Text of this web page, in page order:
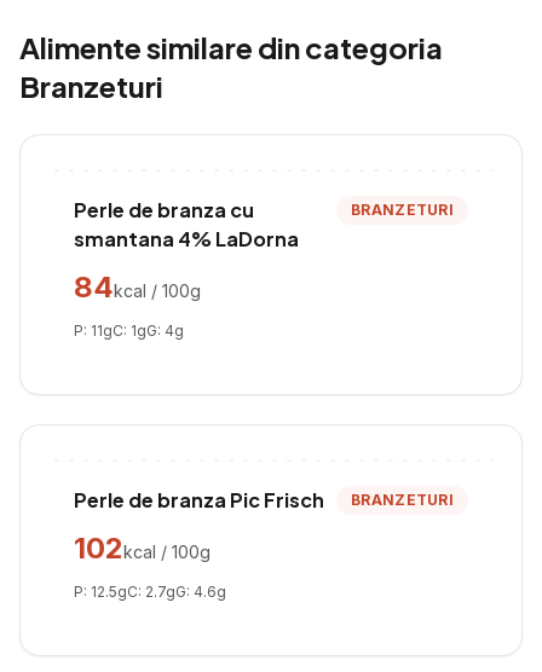
Alimente similare din categoria
Branzeturi
Perle de branza cu
smantana 4% LaDorna
BRANZETURI
84kcal / 100g
P: 11gC: 1gG: 4g
Perle de branza Pic Frisch BRANZETURI
102kcal / 100g
P: 12.5gC: 2.7gG: 4.6g